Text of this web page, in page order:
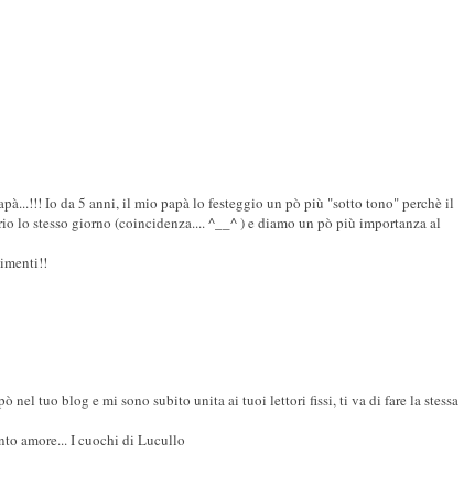
Io da 5 anni, il mio papà lo festeggio un pò più "sotto tono" perchè il
lo stesso giorno (coincidenza.... ^__^ ) e diamo un pò più importanza al
nel tuo blog e mi sono subito unita ai tuoi lettori fissi, ti va di fare la stessa
amore... I cuochi di Lucullo